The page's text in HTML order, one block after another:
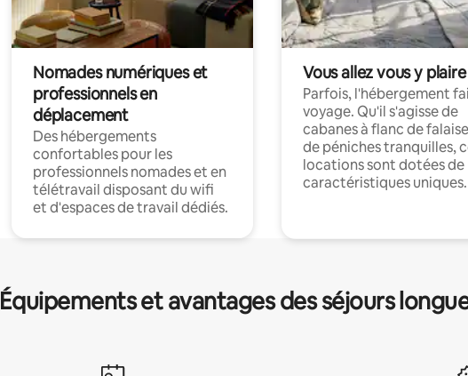
Nomades numériques et
professionnels en
déplacement
Des hébergements
confortables pour les
professionnels nomades et en
télétravail disposant du wifi
et d'espaces de travail dédiés.
Vous allez vous y plaire
Parfois, l'hébergement
voyage. Qu'il s'agisse de
cabanes à flanc de
de péniches tranquilles,
locations sont dotées de
caractéristiques uniques.
Équipements et avantages des séjours